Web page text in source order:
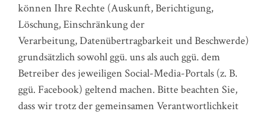
können Ihre Rechte (Auskunft, Berichtigung,
Löschung, Einschränkung der
Verarbeitung, Datenübertragbarkeit und Beschwerde)
grundsätzlich sowohl ggü. uns als auch ggü. dem
Betreiber des jeweiligen Social-Media-Portals (z. B.
ggü. Facebook) geltend machen. Bitte beachten Sie,
dass wir trotz der gemeinsamen Verantwortlichkeit